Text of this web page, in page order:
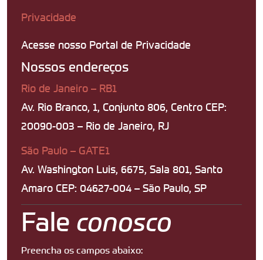
Privacidade
Acesse nosso Portal de Privacidade
Nossos endereços
Rio de Janeiro – RB1
Av. Rio Branco, 1, Conjunto 806, Centro CEP:
20090-003 – Rio de Janeiro, RJ
São Paulo – GATE1
Av. Washington Luis, 6675, Sala 801, Santo
Amaro CEP: 04627-004 – São Paulo, SP
Fale conosco
Preencha os campos abaixo: